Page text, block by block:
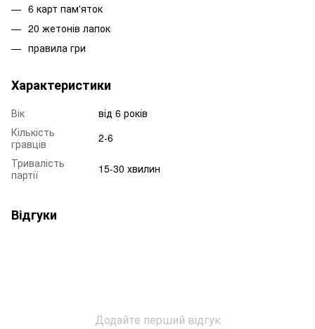
6 карт пам'яток
20 жетонів лапок
правила гри
Характеристики
Вік
від 6 років
Кількість
гравців
2-6
Тривалість
партії
15-30 хвилин
Відгуки
Додайте перший відгук